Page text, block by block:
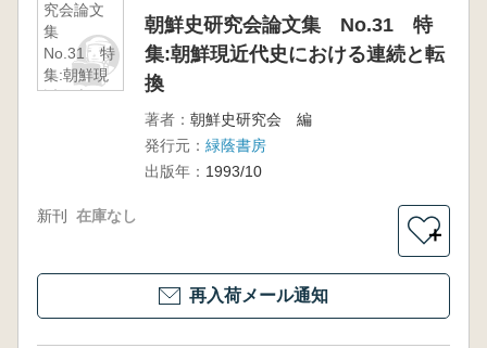
究会論文
集
No.31 特
集:朝鮮現
近代史に
朝鮮史研究会論文集 No.31 特
集:朝鮮現近代史における連続と転
換
著者： 朝鮮史研究会 編
発行元： 緑蔭書房
出版年： 1993/10
新刊 在庫なし
＋
再入荷メール通知